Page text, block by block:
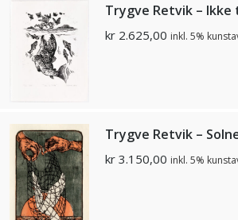
Trygve Retvik – Ikke
kr 2.625,00 inkl. 5%
Trygve Retvik –
kr 3.150,00 inkl. 5%